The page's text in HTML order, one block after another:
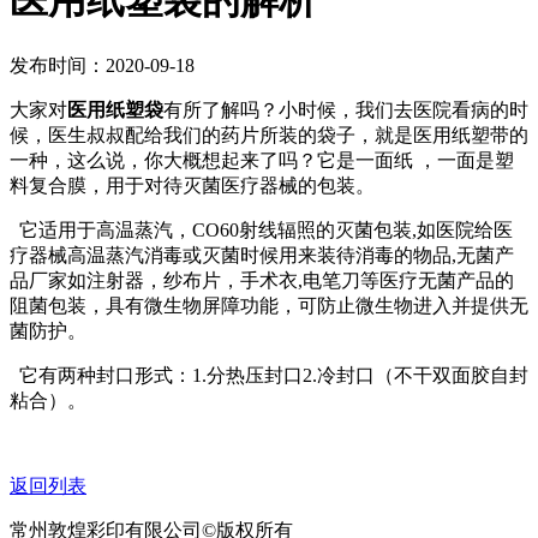
发布时间：2020-09-18
大家对医用纸塑袋有所了解吗？小时候，我们去医院看病的时
候，医生叔叔配给我们的药片所装的袋子，就是医用纸塑带的
一种，这么说，你大概想起来了吗？它是一面纸 ，一面是塑
料复合膜，用于对待灭菌医疗器械的包装。
它适用于高温蒸汽，CO60射线辐照的灭菌包装,如医院给医
疗器械高温蒸汽消毒或灭菌时候用来装待消毒的物品,无菌产
品厂家如注射器，纱布片，手术衣,电笔刀等医疗无菌产品的
阻菌包装，具有微生物屏障功能，可防止微生物进入并提供无
菌防护。
它有两种封口形式：1.分热压封口2.冷封口（不干双面胶自封
粘合）。
返回列表
常州敦煌彩印有限公司©版权所有